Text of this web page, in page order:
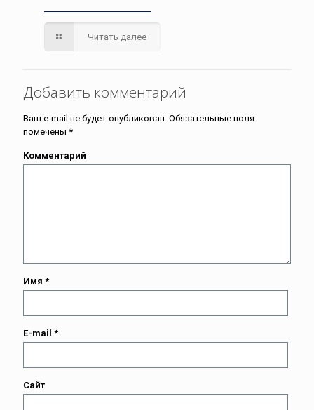
Читать далее
Добавить комментарий
Ваш e-mail не будет опубликован. Обязательные поля
помечены *
Комментарий
Имя *
E-mail *
Сайт